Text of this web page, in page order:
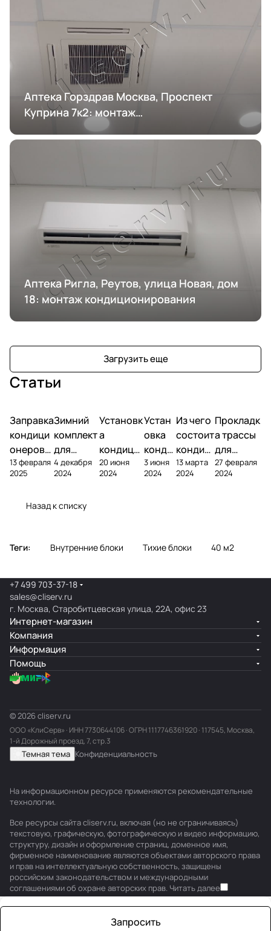
Аптека Горздрав Москва, Проспект
Куприна 7к2: монтаж
кондиционирования
Аптека Ригла, Реутов, улица Новая, дом
18: монтаж кондиционирования
Загрузить еще
Статьи
Заправка
кондици
онеров
фреоном
13 февраля
2025
Зимний
комплект
для
кондици
онера
4 декабря
2024
Установк
а
кондици
онера на
фасаде
20 июня
2024
Устан
овка
конди
ционе
ра
3 июня
2024
Из чего
состоит
кондиц
ионер?
13 марта
2024
Прокладк
а трассы
для
кондицио
нера
27 февраля
2024
Назад к списку
Теги: Внутренние блоки Тихие блоки 40 м2
Запросить
+7 499 703-37-18
sales@cliserv.ru
г. Москва, Старобитцевская улица, 22А, офис 23
Интернет-магазин
Компания
Информация
Помощь
© 2026 cliserv.ru
ООО «КлиСерв» · ИНН7730644106· ОГРН 1117746361920 · 117545, Москва,
1-й Дорожный проезд, 7, стр.3
Темная тема Конфиденциальность
На информационном ресурсе применяются рекомендательные
технологии.
Все ресурсы сайта cliserv.ru, включая (но не ограничиваясь)
текстовую, графическую, фотографическую и видео информацию,
структуру, дизайн и оформление страниц, доменное имя,
фирменное наименование являются объектами авторского права
и прав на интеллектуальную собственность, защищены
российским законодательством и международными
соглашениями об охране авторских прав. Читать далее